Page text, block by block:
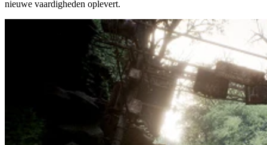
nieuwe vaardigheden oplevert.